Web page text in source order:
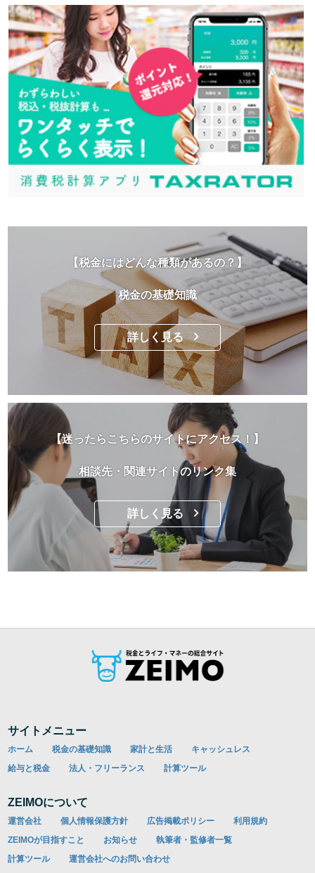
【税金にはどんな種類があるの？】
税金の基礎知識
詳しく見る
【迷ったらこちらのサイトにアクセス！】
相談先・関連サイトのリンク集
詳しく見る
サイトメニュー
ホーム 税金の基礎知識 家計と生活
キャッシュレス
給与と税金
法人・フリーランス 計算ツール
ZEIMOについて
運営会社 個人情報保護方針 広告掲載ポリシー
利用規約
ZEIMOが目指すこと
お知らせ
執筆者・監修者一覧
計算ツール
運営会社へのお問い合わせ